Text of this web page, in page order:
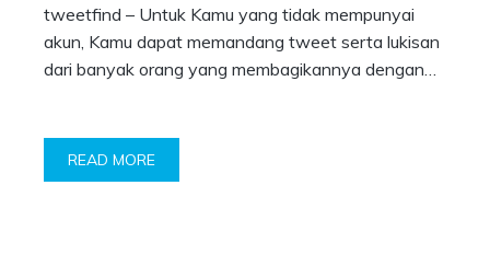
tweetfind – Untuk Kamu yang tidak mempunyai
akun, Kamu dapat memandang tweet serta lukisan
dari banyak orang yang membagikannya dengan…
READ MORE